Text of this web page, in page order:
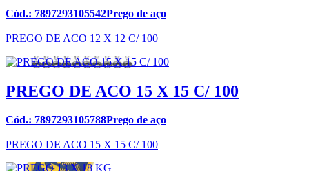
Cód.: 7897293105542Prego de aço
PREGO DE ACO 12 X 12 C/ 100
PREGO DE ACO 15 X 15 C/ 100
Cód.: 7897293105788Prego de aço
PREGO DE ACO 15 X 15 C/ 100